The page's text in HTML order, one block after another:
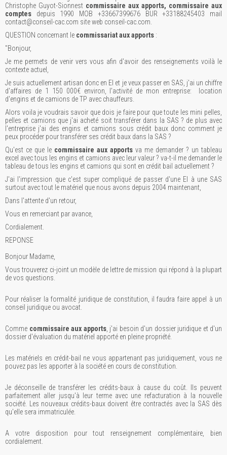
Christophe Guyot-Sionnest commissaire aux apports, commissaire aux
comptes depuis 1990 MOB +33667399676 BUR +33188245403 mail
contact@conseil-cac.com site web conseil-cac.com.
QUESTION concernant le commissariat aux apports :
"Bonjour,
Je me permets de venir vers vous afin d'avoir des renseignements voilà le
contexte actuel,
Je suis actuellement artisan donc en EI et je veux passer en SAS, j'ai un chiffre
d'affaires de 1 150 000€ environ, l'activité de mon entreprise: location
d'engins et de camions de TP avec chauffeurs.
Alors voila je voudrais savoir que dois je faire pour que toute les mini pelles,
pelles et camions que j'ai acheté soit transférer dans la SAS ? de plus avec
l'entreprise j'ai des engins et camions sous crédit baux donc comment je
peux procéder pour transférer ses crédit baux dans la SAS ?
Qu'est ce que le commissaire aux apports va me demander ? un tableau
excel avec tous les engins et camions avec leur valeur ? va-t-il me demander le
tableau de tous les engins et camions qui sont en crédit bail actuellement ?
J'ai l'impression que c'est super compliqué de passer d'une EI à une SAS
surtout avec tout le matériel que nous avons depuis 2004 maintenant,
Dans l'attente d'un retour,
Vous en remerciant par avance,
Cordialement.
REPONSE
Bonjour Madame,
Vous trouverez ci-joint un modèle de lettre de mission qui répond à la plupart
de vos questions.
Pour réaliser la formalité juridique de constitution, il faudra faire appel à un
conseil juridique ou avocat.
Comme commissaire aux apports, j'ai besoin d'un dossier juridique et d'un
dossier d'évaluation du matériel apporté en pleine propriété.
Les matériels en crédit-bail ne vous appartenant pas juridiquement, vous ne
pouvez pas les apporter à la société en cours de constitution.
Je déconseille de transférer les crédits-baux à cause du coût. Ils peuvent
parfaitement aller jusqu'à leur terme avec une refacturation à la nouvelle
société. Les nouveaux crédits-baux doivent être contractés avec la SAS dès
qu'elle sera immatriculée.
A votre disposition pour tout renseignement complémentaire, bien
cordialement.